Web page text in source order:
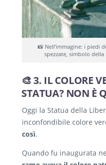
📸 Nell’immagine: i piedi
spezzate, simbolo della
🎨 3. IL COLORE
STATUA? NON È
Oggi la Statua della
inconfondibile colore
così.
Quando fu inaugurata